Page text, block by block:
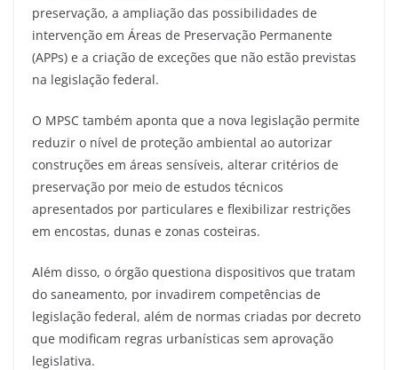
preservação, a ampliação das possibilidades de
intervenção em Áreas de Preservação Permanente
(APPs) e a criação de exceções que não estão previstas
na legislação federal.
O MPSC também aponta que a nova legislação permite
reduzir o nível de proteção ambiental ao autorizar
construções em áreas sensíveis, alterar critérios de
preservação por meio de estudos técnicos
apresentados por particulares e flexibilizar restrições
em encostas, dunas e zonas costeiras.
Além disso, o órgão questiona dispositivos que tratam
do saneamento, por invadirem competências de
legislação federal, além de normas criadas por decreto
que modificam regras urbanísticas sem aprovação
legislativa.